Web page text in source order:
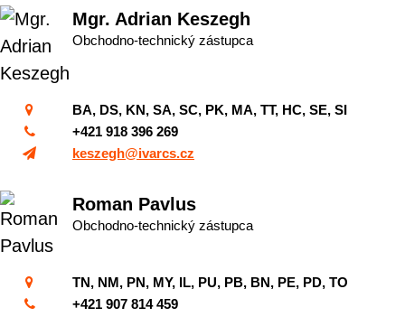
Mgr. Adrian Keszegh
Obchodno-technický zástupca
BA, DS, KN, SA, SC, PK, MA, TT, HC, SE, SI
+421 918 396 269
keszegh@ivarcs.cz
Roman Pavlus
Obchodno-technický zástupca
TN, NM, PN, MY, IL, PU, PB, BN, PE, PD, TO
+421 907 814 459